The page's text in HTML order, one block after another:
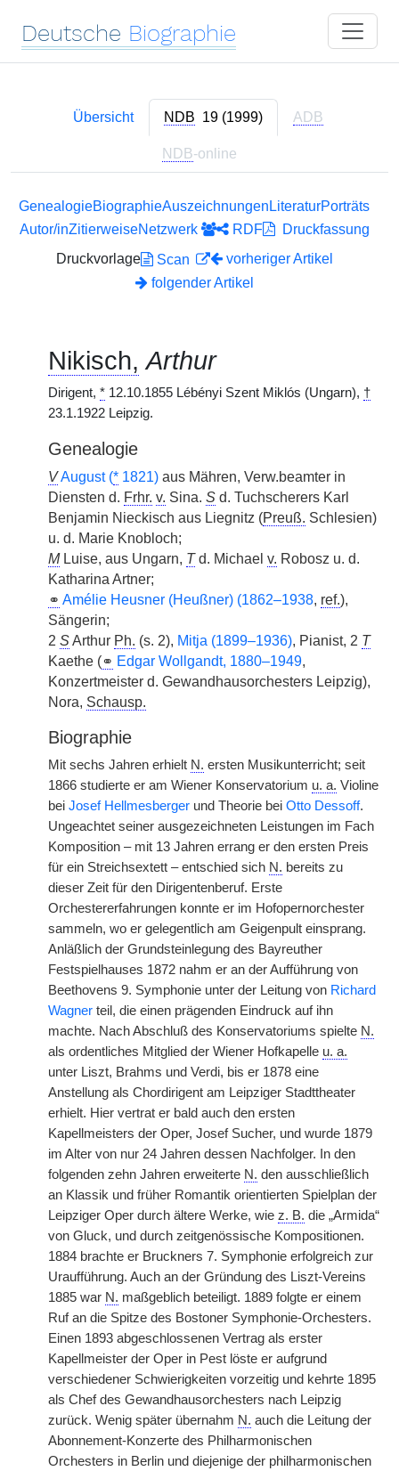
Deutsche Biographie
Übersicht NDB 19 (1999) ADB
NDB-online
GenealogieBiographieAuszeichnungen LiteraturPorträts
Autor/inZitierweiseNetzwerk RDF
Druckfassung
Druckvorlage
Scan
vorheriger Artikel
folgender Artikel
Nikisch, Arthur
Dirigent, * 12.10.1855 Lébényi Szent Miklós (Ungarn), †
23.1.1922 Leipzig.
Genealogie
VAugust (* 1821) aus Mähren, Verw.beamter in
Diensten d. Frhr. v. Sina. S d. Tuchscherers Karl
Benjamin Nieckisch aus Liegnitz (Preuß. Schlesien)
u. d. Marie Knobloch;
MLuise, aus Ungarn, Td. Michael v. Robosz u. d.
Katharina Artner;
⚭ Amélie Heusner (Heußner) (1862–1938, ref.),
Sängerin;
2 SArthur Ph. (s. 2), Mitja (1899–1936), Pianist, 2 T
Kaethe (⚭ Edgar Wollgandt, 1880–1949,
Konzertmeister d. Gewandhausorchesters Leipzig),
Nora, Schausp.
Biographie
Mit sechs Jahren erhielt N. ersten Musikunterricht; seit
1866 studierte er am Wiener Konservatorium u. a. Violine
bei Josef Hellmesberger und Theorie bei Otto Dessoff.
Ungeachtet seiner ausgezeichneten Leistungen im Fach
Komposition – mit 13 Jahren errang er den ersten Preis
für ein Streichsextett – entschied sich N. bereits zu
dieser Zeit für den Dirigentenberuf. Erste
Orchestererfahrungen konnte er im Hofopernorchester
sammeln, wo er gelegentlich am Geigenpult einsprang.
Anläßlich der Grundsteinlegung des Bayreuther
Festspielhauses 1872 nahm er an der Aufführung von
Beethovens 9. Symphonie unter der Leitung von Richard
Wagner teil, die einen prägenden Eindruck auf ihn
machte. Nach Abschluß des Konservatoriums spielte N.
als ordentliches Mitglied der Wiener Hofkapelle u. a.
unter Liszt, Brahms und Verdi, bis er 1878 eine
Anstellung als Chordirigent am Leipziger Stadttheater
erhielt. Hier vertrat er bald auch den ersten
Kapellmeisters der Oper, Josef Sucher, und wurde 1879
im Alter von nur 24 Jahren dessen Nachfolger. In den
folgenden zehn Jahren erweiterte N. den ausschließlich
an Klassik und früher Romantik orientierten Spielplan der
Leipziger Oper durch ältere Werke, wie z. B. die „Armida“
von Gluck, und durch zeitgenössische Kompositionen.
1884 brachte er Bruckners 7. Symphonie erfolgreich zur
Uraufführung. Auch an der Gründung des Liszt-Vereins
1885 war N. maßgeblich beteiligt. 1889 folgte er einem
Ruf an die Spitze des Bostoner Symphonie-Orchesters.
Einen 1893 abgeschlossenen Vertrag als erster
Kapellmeister der Oper in Pest löste er aufgrund
verschiedener Schwierigkeiten vorzeitig und kehrte 1895
als Chef des Gewandhausorchesters nach Leipzig
zurück. Wenig später übernahm N. auch die Leitung der
Abonnement-Konzerte des Philharmonischen
Orchesters in Berlin und diejenige der philharmonischen